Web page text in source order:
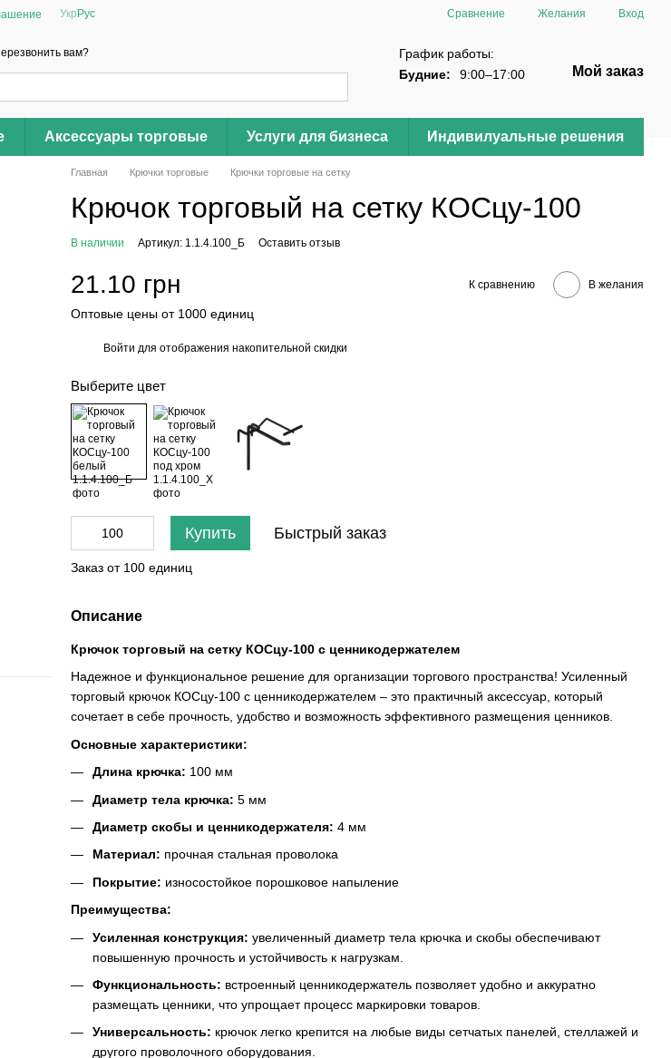
Укр Рус Сравнение Желания Вход
вам?
График работы:
Будние:
9:00–17:00 Мой заказ
Аксессуары торговые Услуги для бизнеса Индивилуальные решения
Главная Крючки торговые Крючки торговые на сетку
Крючок торговый на сетку КОСцу-100
В наличии Артикул: 1.1.4.100_Б Оставить отзыв
21.10 грн К сравнению В желания
Оптовые цены от 1000 единиц
Войти для отображения накопительной скидки
Выберите цвет
Купить Быстрый заказ
Заказ от 100 единиц
Описание
Крючок торговый на сетку КОСцу-100 с ценникодержателем
Надежное и функциональное решение для организации торгового пространства! Усиленный
торговый крючок КОСцу-100 с ценникодержателем – это практичный аксессуар, который
сочетает в себе прочность, удобство и возможность эффективного размещения ценников.
Основные характеристики:
Длина крючка: 100 мм
Диаметр тела крючка: 5 мм
Диаметр скобы и ценникодержателя: 4 мм
Материал: прочная стальная проволока
Покрытие: износостойкое порошковое напыление
Преимущества:
Усиленная конструкция: увеличенный диаметр тела крючка и скобы обеспечивают
повышенную прочность и устойчивость к нагрузкам.
Функциональность: встроенный ценникодержатель позволяет удобно и аккуратно
размещать ценники, что упрощает процесс маркировки товаров.
Универсальность: крючок легко крепится на любые виды сетчатых панелей, стеллажей и
другого проволочного оборудования.